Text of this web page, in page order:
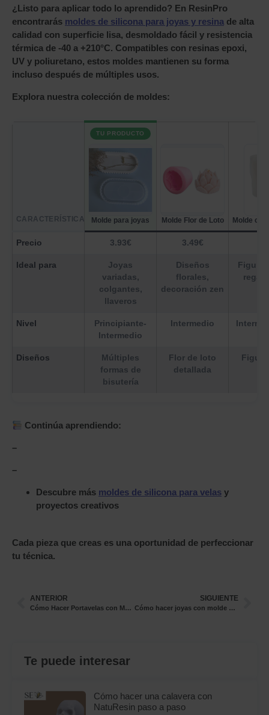
¿Listo para aplicar todo lo aprendido? En ResinPro
encontrarás moldes de silicona para joyas y resina de alta
calidad con superficie lisa, desmoldado fácil y resistencia
térmica de -40 a +210°C. Compatibles con resinas epoxi,
UV y poliuretano, estos moldes mantienen su forma
incluso después de múltiples usos.
Explora nuestra colección de moldes:
CARACTERÍSTICA
TU PRODUCTO
Molde para joyas Molde Flor de Loto Molde
Precio 3.93€ 3.49€
Ideal para
Joyas
variadas,
colgantes,
llaveros
Diseños
florales,
decoración zen
Nivel
Principiante-
Intermedio
Intermedio
Diseños
Múltiples
formas de
bisutería
Flor de loto
detallada
Continúa aprendiendo:
–
–
Descubre más moldes de silicona para velas y
proyectos creativos
Cada pieza que creas es una oportunidad de perfeccionar
tu técnica.
ANTERIOR
Cómo Hacer Portavelas con Molde Portavelas Silicona: Tutorial Paso a Paso
SIGUIENTE
Cómo hacer joyas con molde de silicona para joyas y resina: tutorial paso a paso
Te puede interesar
Cómo hacer una calavera con
NatuResin paso a paso